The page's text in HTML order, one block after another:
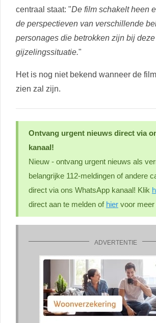
centraal staat: "De film schakelt heen
de perspectieven van verschillende
personages die betrokken zijn bij
gijzelingssituatie."
Het is nog niet bekend wanneer de
zien zal zijn.
Ontvang urgent nieuws direct via
kanaal!
Nieuw - ontvang urgent nieuws als
belangrijke 112-meldingen of andere
direct via ons WhatsApp kanaal! Klik
direct aan te melden of hier voor meer